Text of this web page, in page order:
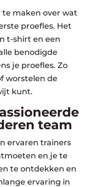
te maken over wat
proefles. Het
t-shirt en een
benodigde
je proefles. Zo
worstelen de
kunt.
team
ervaren trainers
en je te
te ontdekken en
ervaring in